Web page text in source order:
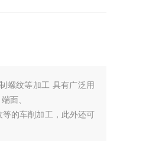
螺纹等加工 具有广泛用
面、
的车削加工，此外还可